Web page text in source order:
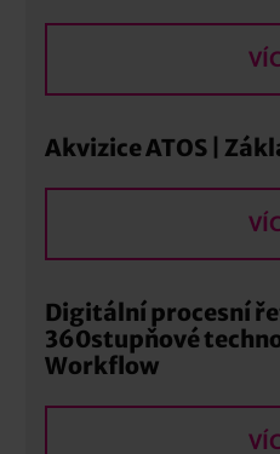
Akvizice ATOS |
Digitální procesní
360stupňové
Workflow